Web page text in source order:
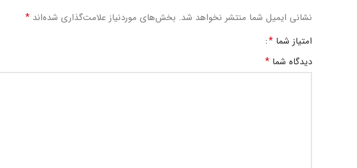
نشانی ایمیل شما منتشر نخواهد شد. بخش‌های موردنیاز علامت‌گذاری شده‌اند *
امتیاز شما *
دیدگاه شما *